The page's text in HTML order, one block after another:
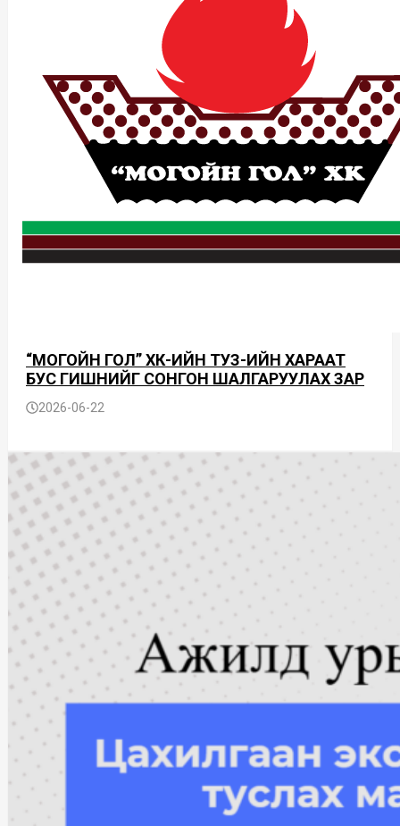
“МОГОЙН ГОЛ” ХК-ИЙН ТУЗ-ИЙН ХАРААТ
БУС ГИШҮҮНИЙГ СОНГОН ШАЛГАРУУЛАХ ЗАР
2026-06-22